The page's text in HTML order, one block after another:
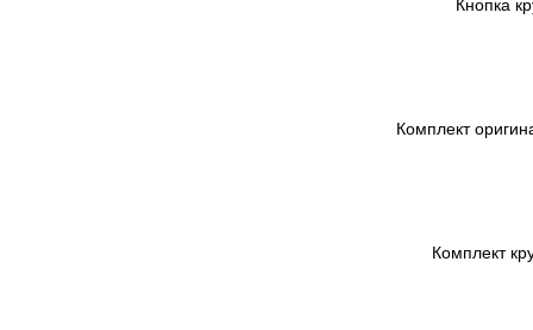
Кнопка
Комплект
Комплект